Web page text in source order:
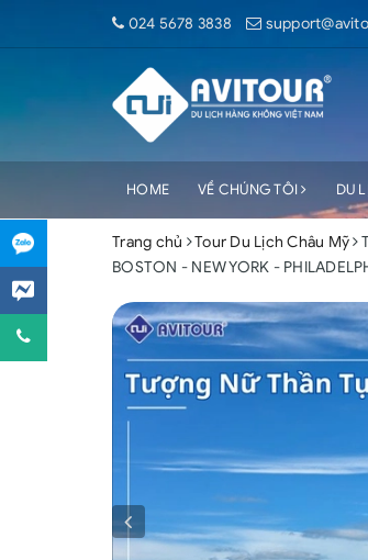
024 5678 3838
HOME VỀ CHÚNG TÔI DU
Trang chủ Tour Du Lịch Châu Mỹ
BOSTON - NEW YORK -